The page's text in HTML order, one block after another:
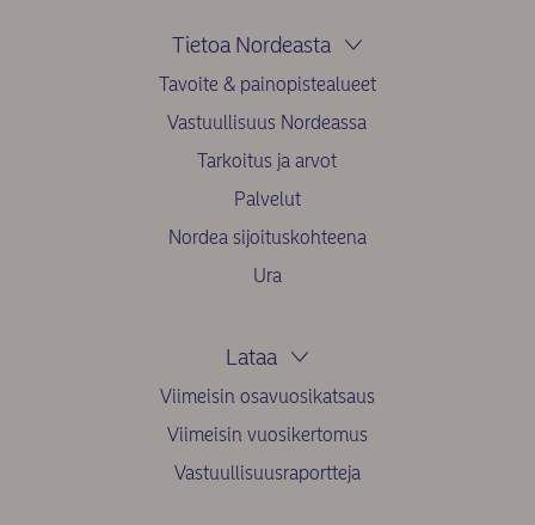
Tietoa Nordeasta
Tavoite & painopistealueet
Vastuullisuus Nordeassa
Tarkoitus ja arvot
Palvelut
Nordea sijoituskohteena
Ura
Lataa
Viimeisin osavuosikatsaus
Viimeisin vuosikertomus
Vastuullisuusraportteja